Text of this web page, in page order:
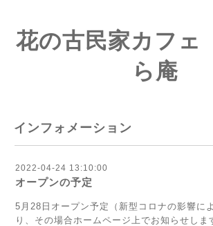
花の古民家カフ
ら庵
インフォメーション
2022-04-24 13:10:00
オープンの予定
5月28日オープン予定（新型コロナの影響に
り、その場合ホームページ上でお知らせしま